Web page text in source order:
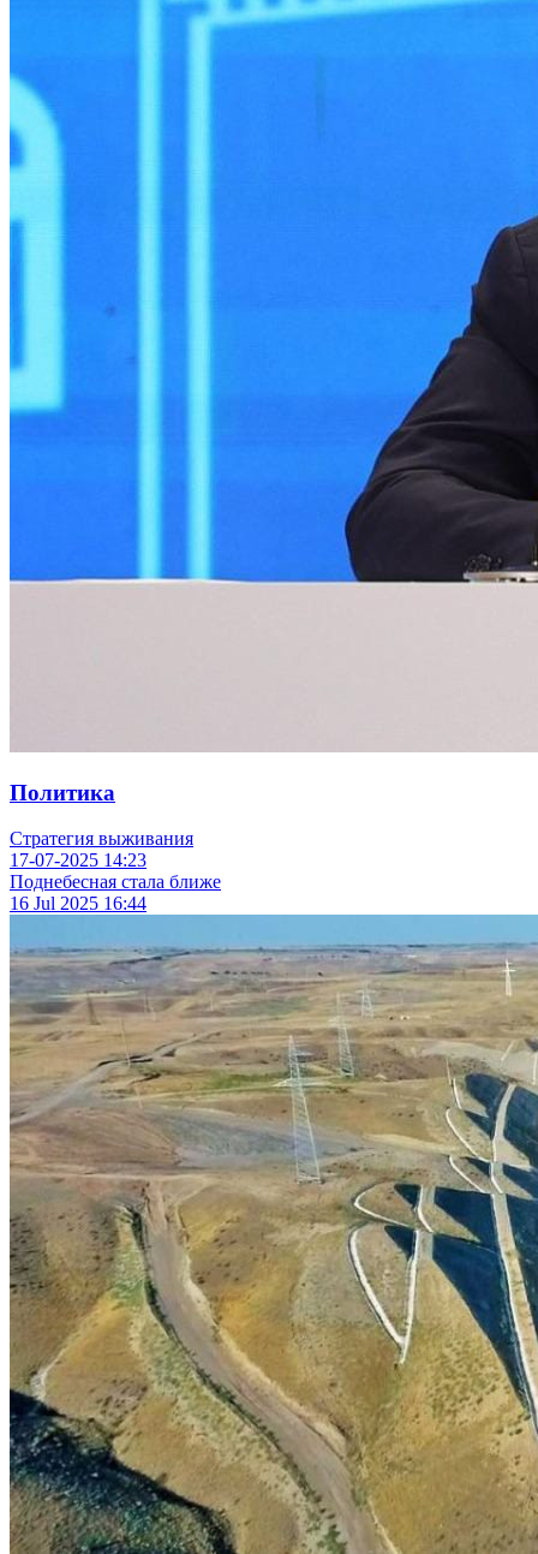
Политика
Стратегия выживания
17-07-2025 14:23
Поднебесная стала ближе
16 Jul 2025 16:44